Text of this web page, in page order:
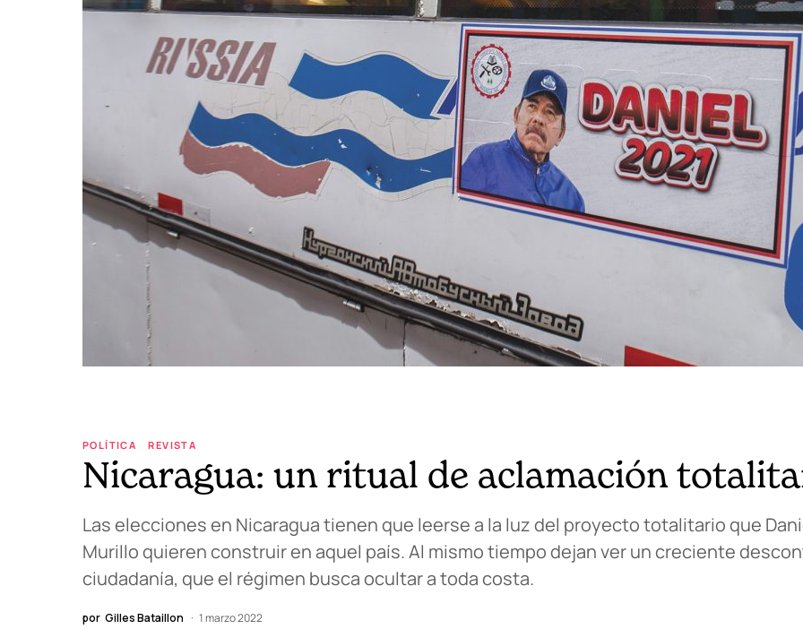
POLÍTICA REVISTA
Nicaragua: un ritual de aclamación
Las elecciones en Nicaragua tienen que leerse a la luz del proyecto totalitario que
Murillo quieren construir en aquel país. Al mismo tiempo dejan ver un creciente
ciudadanía, que el régimen busca ocultar a toda costa.
por Gilles Bataillon 1 marzo 2022